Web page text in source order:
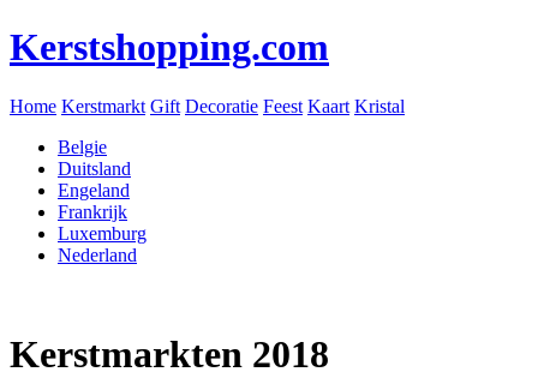
Kerstshopping.com
Home Kerstmarkt Gift Decoratie Feest Kaart Kristal
Belgie
Duitsland
Engeland
Frankrijk
Luxemburg
Nederland
Kerstmarkten 2018